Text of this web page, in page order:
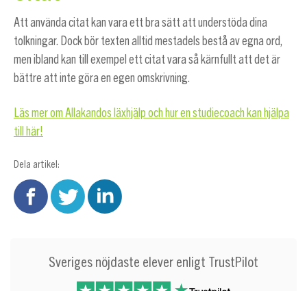
Att använda citat kan vara ett bra sätt att understöda dina
tolkningar. Dock bör texten alltid mestadels bestå av egna ord,
men ibland kan till exempel ett citat vara så kärnfullt att det är
bättre att inte göra en egen omskrivning.
Läs mer om Allakandos läxhjälp och hur en studiecoach kan hjälpa
till här!
Dela artikel:
Sveriges nöjdaste elever enligt TrustPilot